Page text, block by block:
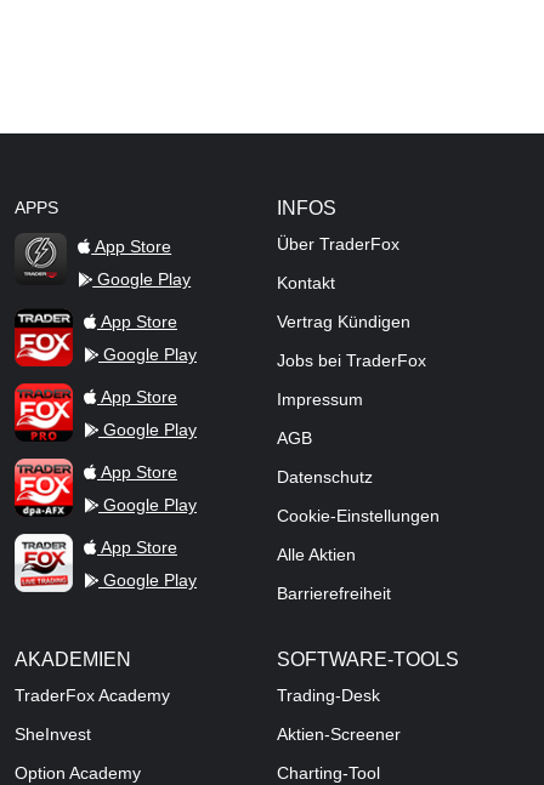
APPS
TraderFox Flash
App Store
Google Play
TraderFox AppApp Store
Google Play
TraderFox ProApp Store
Google Play
TraderFox dpa-AFX ProFeed
App Store
Google Play
TraderFox Live Trading
App Store
Google Play
INFOS
Über TraderFox
Kontakt
Vertrag Kündigen
Jobs bei TraderFox
Impressum
AGB
Datenschutz
Cookie-Einstellungen
Alle Aktien
Barrierefreiheit
AKADEMIEN
TraderFox Academy
SheInvest
Option Academy
SOFTWARE-TOOLS
Trading-Desk
Aktien-Screener
Charting-Tool